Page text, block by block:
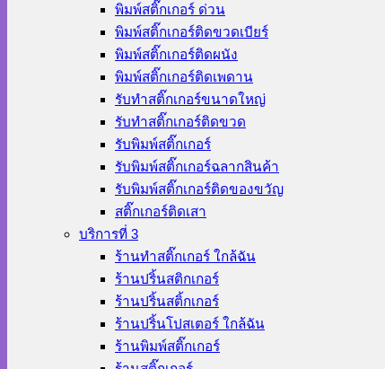
พิมพ์สติ๊กเกอร์ ด่วน
พิมพ์สติ๊กเกอร์ติดขวดเบียร์
พิมพ์สติ๊กเกอร์ติดผนัง
พิมพ์สติ๊กเกอร์ติดเพดาน
รับทำสติ๊กเกอร์ขนาดใหญ่
รับทำสติ๊กเกอร์ติดขวด
รับพิมพ์สติ๊กเกอร์
รับพิมพ์สติ๊กเกอร์ฉลากสินค้า
รับพิมพ์สติ๊กเกอร์ติดของขวัญ
สติ๊กเกอร์ติดเสา
บริการที่ 3
ร้านทําสติ๊กเกอร์ ใกล้ฉัน
ร้านปริ้นสติกเกอร์
ร้านปริ้นสติ้กเกอร์
ร้านปริ้นโปสเตอร์ ใกล้ฉัน
ร้านพิมพ์สติ๊กเกอร์